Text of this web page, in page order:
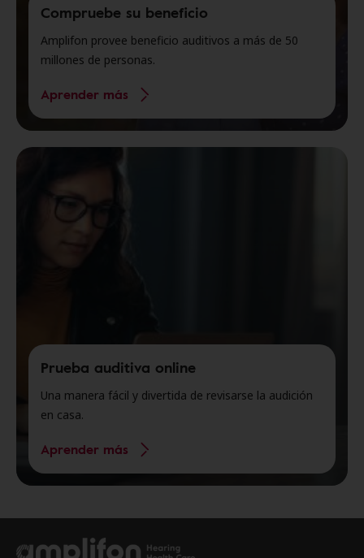
Compruebe su beneficio
Amplifon provee beneficio auditivos a más de 50
millones de personas.
Aprender más
Prueba auditiva online
Una manera fácil y divertida de revisarse la audición
en casa.
Aprender más